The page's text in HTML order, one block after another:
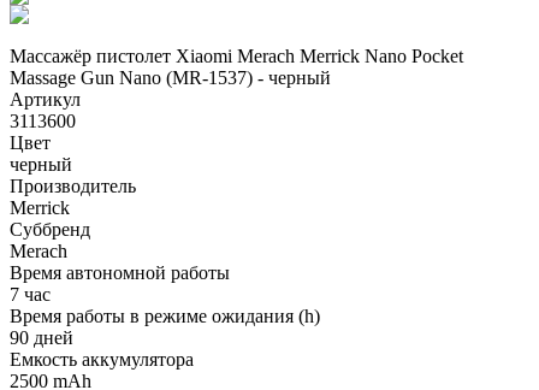
Массажёр пистолет Xiaomi Merach Merrick Nano Pocket
Massage Gun Nano (MR-1537) - черный
Артикул
3113600
Цвет
черный
Производитель
Merrick
Суббренд
Merach
Время автономной работы
7 час
Время работы в режиме ожидания (h)
90 дней
Емкость аккумулятора
2500 mAh